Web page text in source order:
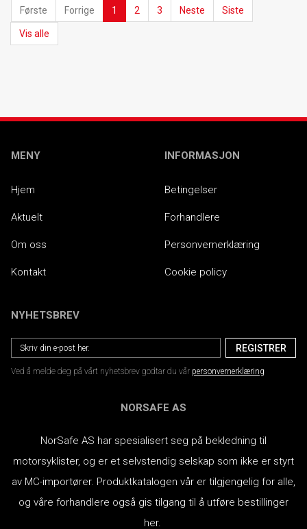
Første Forrige 1 2 3 Neste Siste
Vis alle
MENY
Hjem
Aktuelt
Om oss
Kontakt
INFORMASJON
Betingelser
Forhandlere
Personvernerklæring
Cookie policy
NYHETSBREV
Ved å melde deg på vårt nyhetsbrev godtar du vår personvernerklæring
NORSAFE AS
NorSafe AS har spesialisert seg på bekledning til
motorsyklister, og er et selvstendig selskap som ikke er styrt
av MC-importører. Produktkatalogen vår er tilgjengelig for alle,
og våre forhandlere også gis tilgang til å utføre bestillinger
her.